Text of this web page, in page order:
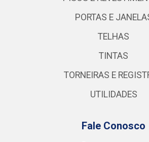
PORTAS E
TELHAS
TINTAS
TORNEIRAS E
UTILIDADES
Fale Conosco